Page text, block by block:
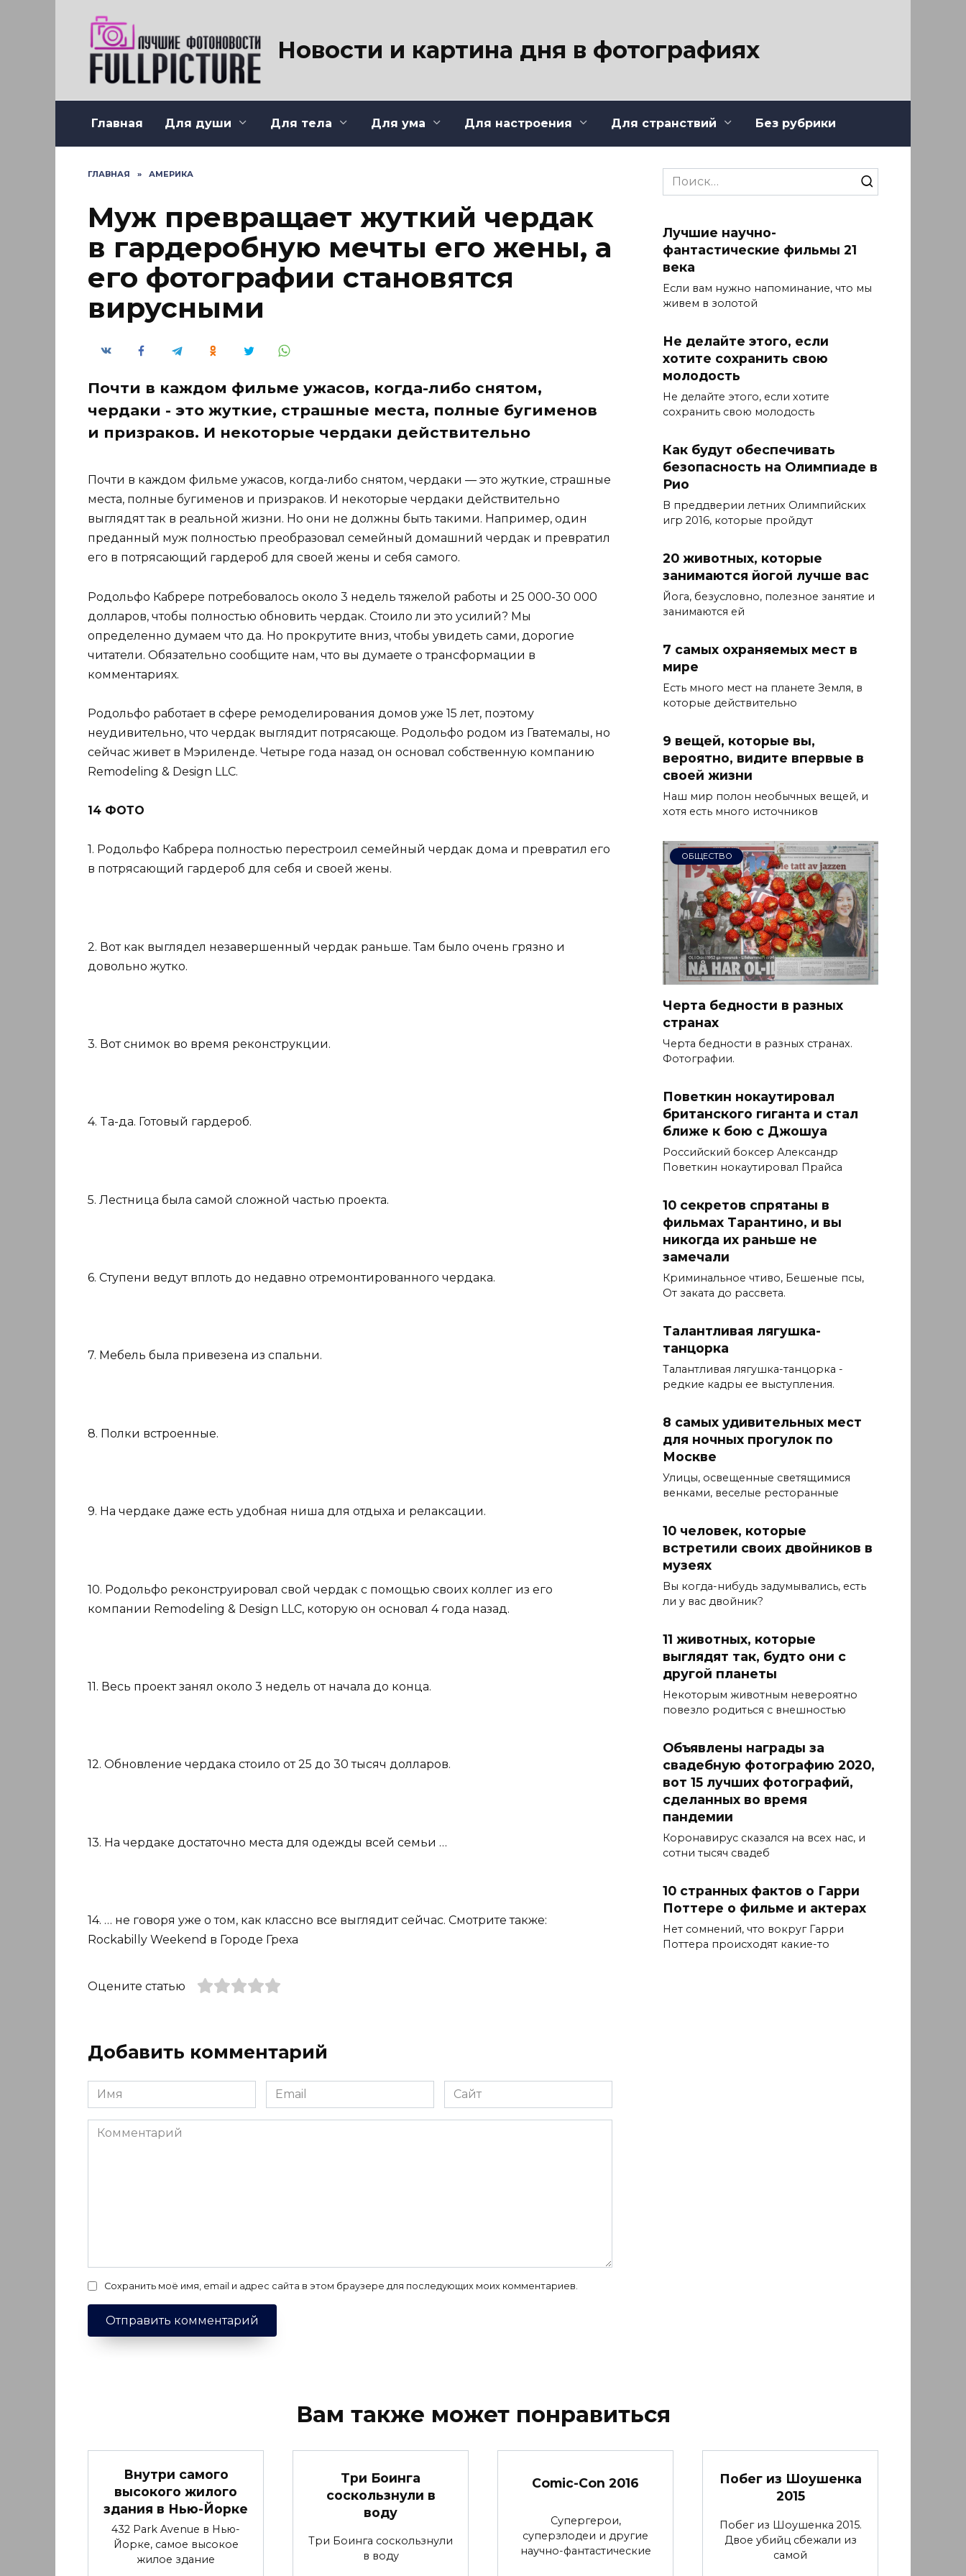
Новости и картина дня в фотографиях
Главная Для души Для тела Для ума Для настроения Для странствий Без рубрики
ГЛАВНАЯ » АМЕРИКА
Муж превращает жуткий чердак
в гардеробную мечты его жены, а
его фотографии становятся
вирусными
Почти в каждом фильме ужасов, когда-либо снятом,
чердаки - это жуткие, страшные места, полные бугименов
и призраков. И некоторые чердаки действительно
Почти в каждом фильме ужасов, когда-либо снятом, чердаки — это жуткие, страшные
места, полные бугименов и призраков. И некоторые чердаки действительно
выглядят так в реальной жизни. Но они не должны быть такими. Например, один
преданный муж полностью преобразовал семейный домашний чердак и превратил
его в потрясающий гардероб для своей жены и себя самого.
Родольфо Кабрере потребовалось около 3 недель тяжелой работы и 25 000-30 000
долларов, чтобы полностью обновить чердак. Стоило ли это усилий? Мы
определенно думаем что да. Но прокрутите вниз, чтобы увидеть сами, дорогие
читатели. Обязательно сообщите нам, что вы думаете о трансформации в
комментариях.
Родольфо работает в сфере ремоделирования домов уже 15 лет, поэтому
неудивительно, что чердак выглядит потрясающе. Родольфо родом из Гватемалы, но
сейчас живет в Мэриленде. Четыре года назад он основал собственную компанию
Remodeling & Design LLC.
14 ФОТО
1. Родольфо Кабрера полностью перестроил семейный чердак дома и превратил его
в потрясающий гардероб для себя и своей жены.
2. Вот как выглядел незавершенный чердак раньше. Там было очень грязно и
довольно жутко.
3. Вот снимок во время реконструкции.
4. Ta-да. Готовый гардероб.
5. Лестница была самой сложной частью проекта.
6. Ступени ведут вплоть до недавно отремонтированного чердака.
7. Мебель была привезена из спальни.
8. Полки встроенные.
9. На чердаке даже есть удобная ниша для отдыха и релаксации.
10. Родольфо реконструировал свой чердак с помощью своих коллег из его
компании Remodeling & Design LLC, которую он основал 4 года назад.
11. Весь проект занял около 3 недель от начала до конца.
12. Обновление чердака стоило от 25 до 30 тысяч долларов.
13. На чердаке достаточно места для одежды всей семьи …
14. … не говоря уже о том, как классно все выглядит сейчас. Смотрите также:
Rockabilly Weekend в Городе Греха
Оцените статью
Добавить комментарий
Имя
*
Email
*
Сайт
Комментарий
Сохранить моё имя, email и адрес сайта в этом браузере для последующих моих комментариев.
Search
for:
Лучшие научно-
фантастические фильмы 21
века
Если вам нужно напоминание, что мы
живем в золотой
Не делайте этого, если
хотите сохранить свою
молодость
Не делайте этого, если хотите
сохранить свою молодость
Как будут обеспечивать
безопасность на Олимпиаде в
Рио
В преддверии летних Олимпийских
игр 2016, которые пройдут
20 животных, которые
занимаются йогой лучше вас
Йога, безусловно, полезное занятие и
занимаются ей
7 самых охраняемых мест в
мире
Есть много мест на планете Земля, в
которые действительно
9 вещей, которые вы,
вероятно, видите впервые в
своей жизни
Наш мир полон необычных вещей, и
хотя есть много источников
ОБЩЕСТВО
Черта бедности в разных
странах
Черта бедности в разных странах.
Фотографии.
Поветкин нокаутировал
британского гиганта и стал
ближе к бою с Джошуа
Российский боксер Александр
Поветкин нокаутировал Прайса
10 секретов спрятаны в
фильмах Тарантино, и вы
никогда их раньше не
замечали
Криминальное чтиво, Бешеные псы,
От заката до рассвета.
Талантливая лягушка-
танцорка
Талантливая лягушка-танцорка -
редкие кадры ее выступления.
8 самых удивительных мест
для ночных прогулок по
Москве
Улицы, освещенные светящимися
венками, веселые ресторанные
10 человек, которые
встретили своих двойников в
музеях
Вы когда-нибудь задумывались, есть
ли у вас двойник?
11 животных, которые
выглядят так, будто они с
другой планеты
Некоторым животным невероятно
повезло родиться с внешностью
Объявлены награды за
свадебную фотографию 2020,
вот 15 лучших фотографий,
сделанных во время
пандемии
Коронавирус сказался на всех нас, и
сотни тысяч свадеб
10 странных фактов о Гарри
Поттере о фильме и актерах
Нет сомнений, что вокруг Гарри
Поттера происходят какие-то
Вам также может понравиться
Внутри самого
высокого жилого
здания в Нью-Йорке
432 Park Avenue в Нью-
Йорке, самое высокое
жилое здание
Три Боинга
соскользнули в
воду
Три Боинга соскользнули
в воду
Comic-Con 2016
Супергерои,
суперзлодеи и другие
научно-фантастические
Побег из Шоушенка
2015
Побег из Шоушенка 2015.
Двое убийц сбежали из
самой